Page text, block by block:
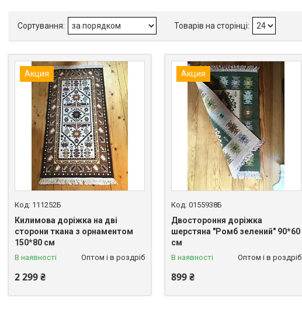
Акция
111252Б
Килимова доріжка на дві
сторони ткана з орнаментом
150*80 см
В наявності Оптом і в роздріб
2 299 ₴
Акция
0155938Б
Двостороння доріжка
шерстяна "Ромб зелений" 90*60
см
В наявності Оптом і в роздріб
899 ₴